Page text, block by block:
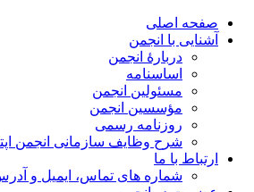
صفحه اصلی
آشنایی با انجمن
دربارۀ انجمن
اساسنامه
مسئولین انجمن
مؤسسین انجمن
روزنامه رسمی
شرح وظایف سازمانی انجمن
ارتباط با ما
شماره های تماس، ایمیل و